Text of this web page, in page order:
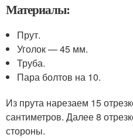
Материалы:
Прут.
Уголок — 45 мм.
Труба.
Пара болтов на 10.
Из прута нарезаем 15
сантиметров. Далее 8
стороны.